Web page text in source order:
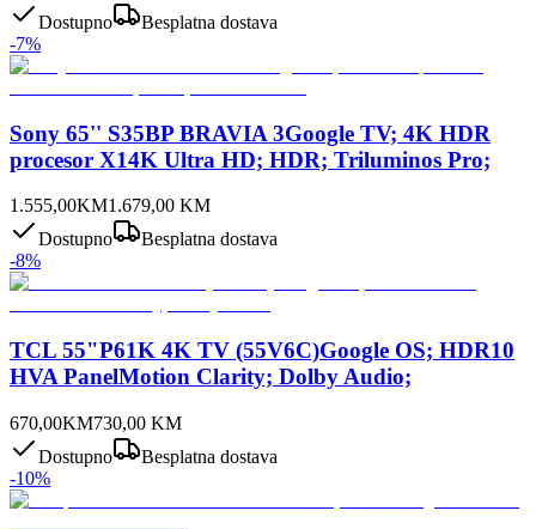
Dostupno
Besplatna dostava
-7%
Sony 65'' S35BP BRAVIA 3Google TV; 4K HDR
procesor X14K Ultra HD; HDR; Triluminos Pro;
1.555,00KM1.679,00 KM
Dostupno
Besplatna dostava
-8%
TCL 55"P61K 4K TV (55V6C)Google OS; HDR10
HVA PanelMotion Clarity; Dolby Audio;
670,00KM730,00 KM
Dostupno
Besplatna dostava
-10%